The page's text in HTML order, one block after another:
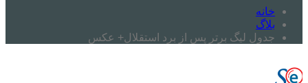
خانه
بلاگ
جدول لیگ برتر پس از برد استقلال+ عکس